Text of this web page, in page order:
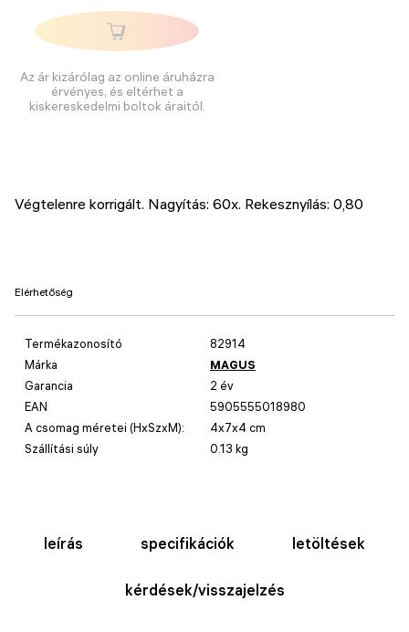
Az ár kizárólag az online áruházra
érvényes, és eltérhet a
kiskereskedelmi boltok áraitól.
Végtelenre korrigált. Nagyítás: 60x. Rekesznyílás: 0,80
Elérhetőség
Termékazonosító
82914
Márka
MAGUS
Garancia
2 év
EAN
5905555018980
A csomag méretei (HxSzxM):
4x7x4 cm
Szállítási súly
0.13 kg
leírás specifikációk letöltések
kérdések/visszajelzés